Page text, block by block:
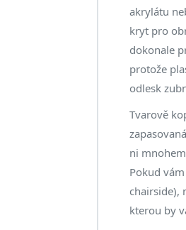
akrylátu
kryt pro
dokonale
protože
odlesk
Tvarově
ni
Pokud
chairside),
kterou by